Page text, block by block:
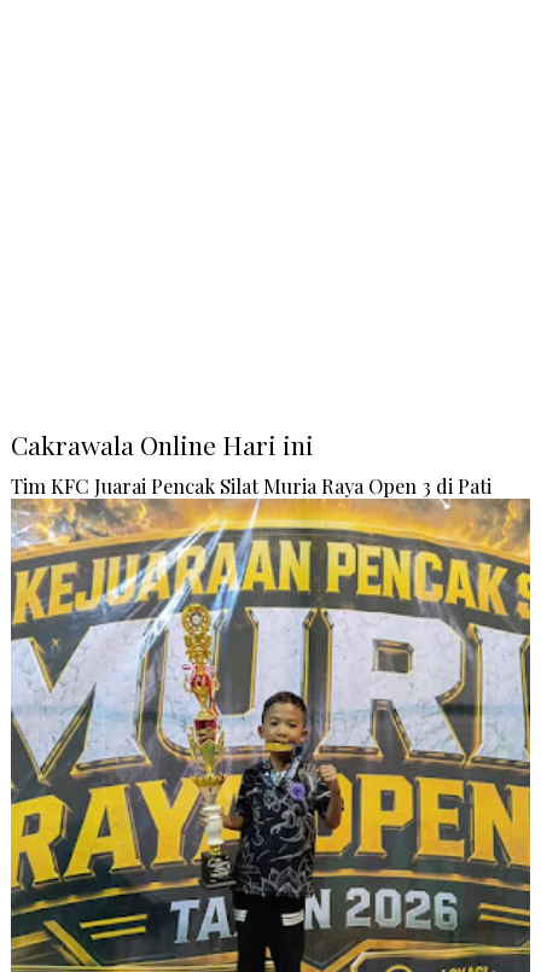
Cakrawala Online Hari ini
Tim KFC Juarai Pencak Silat Muria Raya Open 3 di Pati